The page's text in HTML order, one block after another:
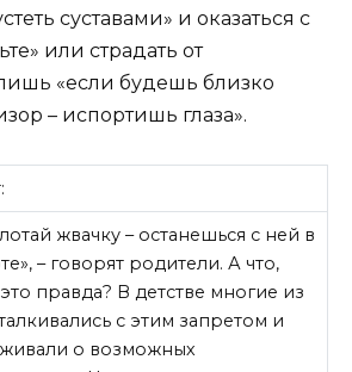
суставами» и оказаться с
или страдать от
«если будешь близко
– испортишь глаза».
жвачку – останешься с ней в
– говорят родители. А что,
правда? В детстве многие из
с этим запретом и
о возможных